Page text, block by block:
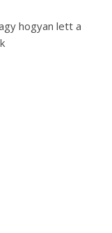
hogyan lett a